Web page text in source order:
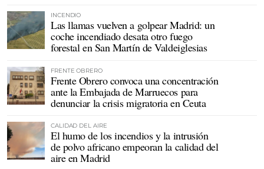
INCENDIO
Las llamas vuelven a golpear Madrid: un
coche incendiado desata otro fuego
forestal en San Martín de Valdeiglesias
FRENTE OBRERO
Frente Obrero convoca una concentración
ante la Embajada de Marruecos para
denunciar la crisis migratoria en Ceuta
CALIDAD DEL AIRE
El humo de los incendios y la intrusión
de polvo africano empeoran la calidad del
aire en Madrid